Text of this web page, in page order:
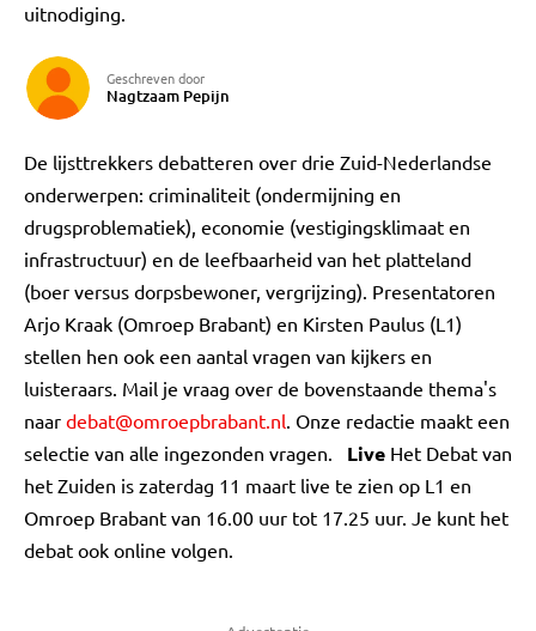
uitnodiging.
Geschreven door
Nagtzaam Pepijn
De lijsttrekkers debatteren over drie Zuid-Nederlandse
onderwerpen: criminaliteit (ondermijning en
drugsproblematiek), economie (vestigingsklimaat en
infrastructuur) en de leefbaarheid van het platteland
(boer versus dorpsbewoner, vergrijzing). Presentatoren
Arjo Kraak (Omroep Brabant) en Kirsten Paulus (L1)
stellen hen ook een aantal vragen van kijkers en
luisteraars. Mail je vraag over de bovenstaande thema's
naar debat@omroepbrabant.nl. Onze redactie maakt een
selectie van alle ingezonden vragen. Live Het Debat van
het Zuiden is zaterdag 11 maart live te zien op L1 en
Omroep Brabant van 16.00 uur tot 17.25 uur. Je kunt het
debat ook online volgen.